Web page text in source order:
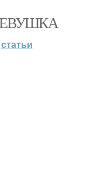
статьи